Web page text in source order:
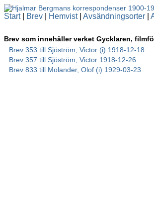
Start| Brev Hemvist| Avsändningsorter
Brev som innehåller verket Gycklaren,
Brev 353 till Sjöström, Victor (i) 1918-12-18
Brev 357 till Sjöström, Victor 1918-12-26
Brev 833 till Molander, Olof (i) 1929-03-23